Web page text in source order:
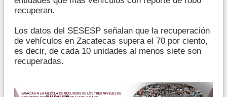
recuperan.
Los datos del SESESP señalan que la recuperación
de vehículos en Zacatecas supera el 70 por ciento,
es decir, de cada 10 unidades al menos siete son
recuperadas.